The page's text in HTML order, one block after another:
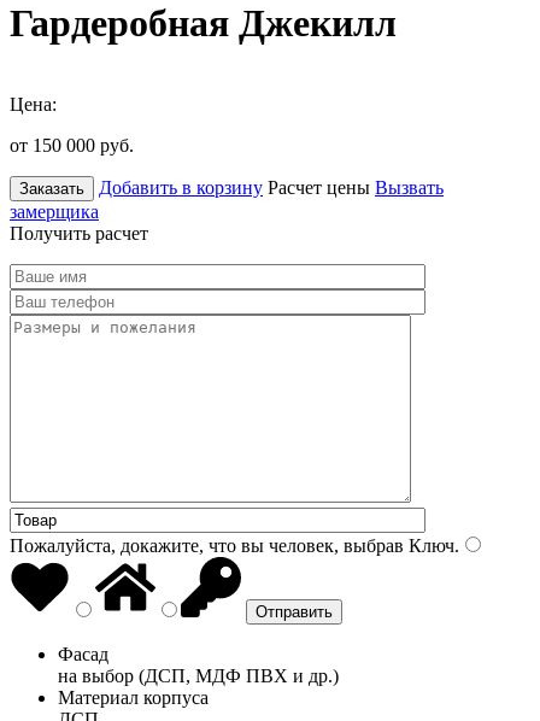
Гардеробная Джекилл
Цена:
от 150 000 руб.
Заказать Добавить в корзину Расчет цены Вызвать
замерщика
Получить расчет
Пожалуйста, докажите, что вы человек, выбрав Ключ.
Фасад
на выбор (ДСП, МДФ ПВХ и др.)
Материал корпуса